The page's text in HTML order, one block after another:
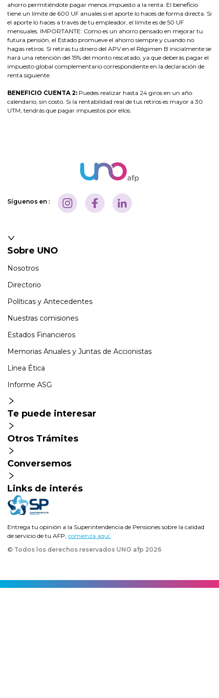
ahorro permitiéndote pagar menos impuesto a la renta. El beneficio
tiene un límite de 600 UF anuales si el aporte lo haces de forma directa. Si
el aporte lo haces a través de tu empleador, el límite es de 50 UF
mensuales. IMPORTANTE: Como es un ahorro pensado en mejorar tu
futura pensión, el Estado promueve el ahorro siempre y cuando no
hagas retiros. Si retiras tu dinero del APV en el Régimen B inicialmente se
hará una retención del 15% del monto rescatado, ya que deberás pagar el
impuesto global complementario correspondiente en la declaración de
renta siguiente.
BENEFICIO CUENTA 2: Puedes realizar hasta 24 giros en un año
calendario, sin costo. Si la rentabilidad real de tus retiros es mayor a 30
UTM, tendrás que pagar impuestos por ellos.
Síguenos en :
Sobre UNO
Nosotros
Directorio
Políticas y Antecedentes
Nuestras comisiones
Estados Financieros
Memorias Anuales y Juntas de Accionistas
Línea Ética
Informe ASG
Te puede interesar
Otros Trámites
Conversemos
Links de interés
Entrega tu opinión a la Superintendencia de Pensiones sobre la calidad
de servicio de tu AFP, comienza aquí.
© Todos los derechos reservados UNO afp 2026